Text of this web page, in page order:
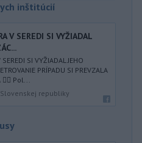
inštitúcií
V SEREDI SI VYŽIADAL
SI VYŽIADAL JEHO
PRÍPADU SI PREVZALA
👮‍♂️ Pol...
republiky